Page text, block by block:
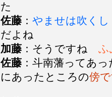
た
佐藤 ： やませは吹くし
だよね
加藤 ：そうですね ふ
佐藤 ：斗南藩ってあ
にあったところの傍